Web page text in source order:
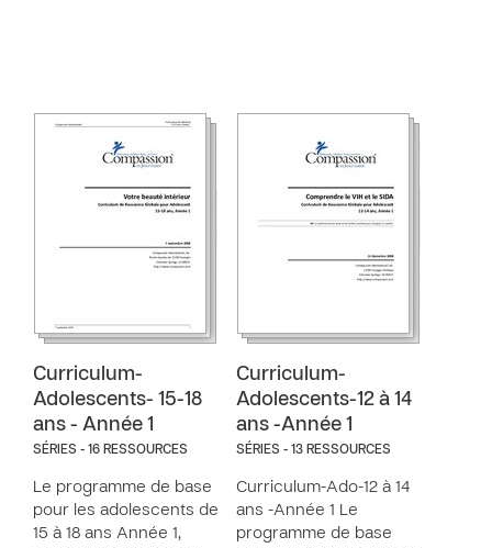
Curriculum-
Adolescents- 15-18
ans - Année 1
SÉRIES - 16 RESSOURCES
Le programme de base
pour les adolescents de
15 à 18 ans Année 1,
Curriculum-
Adolescents-12 à 14
ans -Année 1
SÉRIES - 13 RESSOURCES
Curriculum-Ado-12 à 14
ans -Année 1 Le
programme de base